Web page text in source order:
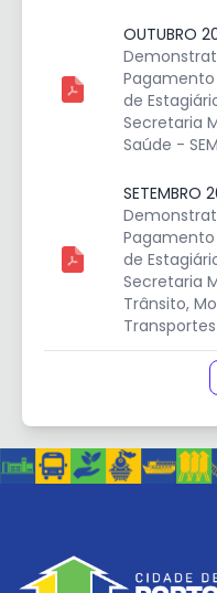
OUTUBRO
de
Secretaria
Saúde -
SETEMBRO
de
Secretaria
Trânsito,
Transportes